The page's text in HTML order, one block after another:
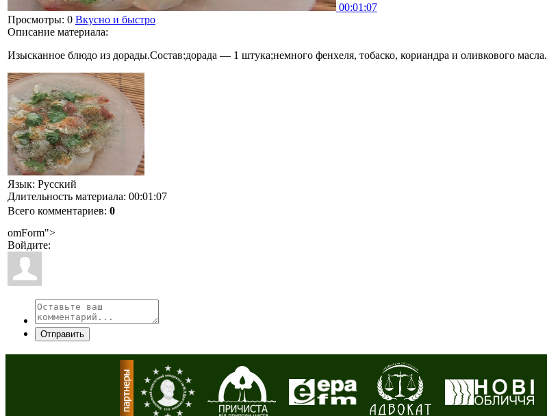
00:01:07
Просмотры: 0 Вкусно и быстро
Описание материала:
Изысканное блюдо из дорады.Состав:дорада — 1 штука;немного фенхеля, тобаско, кориандра и оливкового масла.
Язык: Русский
Длительность материала: 00:01:07
Всего комментариев: 0
omForm">
Войдите:
Отправить